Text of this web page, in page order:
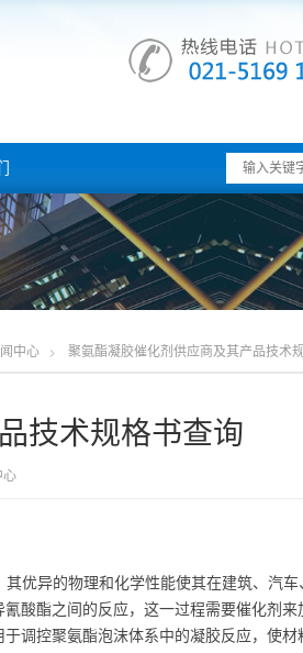
中心 聚氨酯凝胶催化剂供应商及其产品技术
技术规格书查询
心
优异的物理和化学性能使其在建筑、汽车
酸酯之间的反应，这一过程需要催化剂来
调控聚氨酯泡沫体系中的凝胶反应，使材